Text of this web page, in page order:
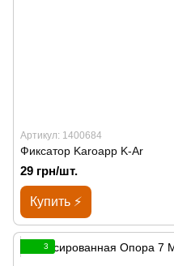
Артикул: 1400684
Фиксатор Karoapp K-Ar
29 грн/шт.
Купить ⚡
3